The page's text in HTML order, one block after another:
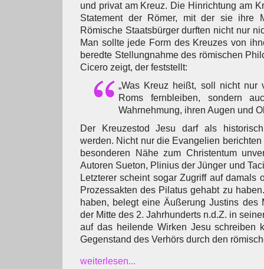
und privat am Kreuz. Die Hinrichtung am
Statement der Römer, mit der sie ihre
Römische Staatsbürger durften nicht nur
Man sollte jede Form des Kreuzes von
beredte Stellungnahme des römischen
Cicero zeigt, der feststellt:
„Was Kreuz heißt, soll nicht nur
Roms fernbleiben, sondern
Wahrnehmung, ihren Augen und
Der Kreuzestod Jesu darf als
werden. Nicht nur die Evangelien
besonderen Nähe zum Christentum
Autoren Sueton, Plinius der Jünger und
Letzterer scheint sogar Zugriff auf damals
Prozessakten des Pilatus gehabt zu
haben, belegt eine Äußerung Justins des
der Mitte des 2. Jahrhunderts n.d.Z. in
auf das heilende Wirken Jesu schreiben
Gegenstand des Verhörs durch den
weiterlesen...